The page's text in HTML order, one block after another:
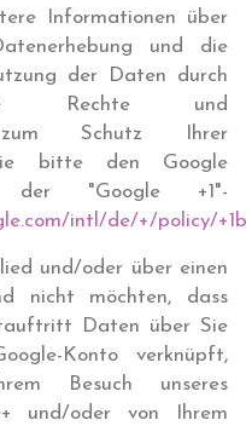
Informationen über
und die
der Daten durch
Rechte und
zum Schutz Ihrer
bitte den Google
der "Google +1"-
intl/de/+/policy/
und/oder über einen
nicht möchten, dass
Daten über Sie
Konto verknüpft,
Besuch unseres
und/oder von Ihrem